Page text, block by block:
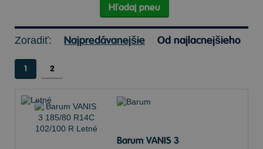
Hľadaj pneu
Zoradiť: Najpredávanejšie Od najlacnejšieho
1 2
Barum VANIS 3